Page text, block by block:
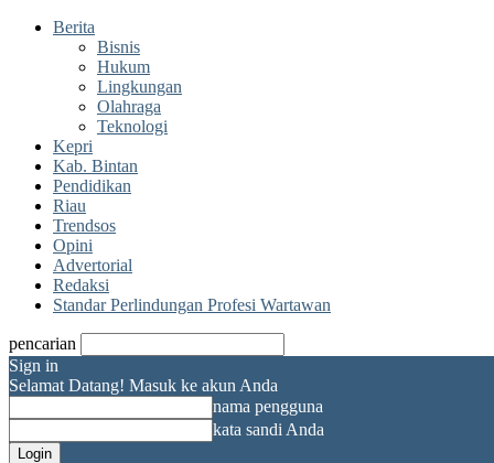
Berita
Bisnis
Hukum
Lingkungan
Olahraga
Teknologi
Kepri
Kab. Bintan
Pendidikan
Riau
Trendsos
Opini
Advertorial
Redaksi
Standar Perlindungan Profesi Wartawan
pencarian
Sign in
Selamat Datang! Masuk ke akun Anda
nama pengguna
kata sandi Anda